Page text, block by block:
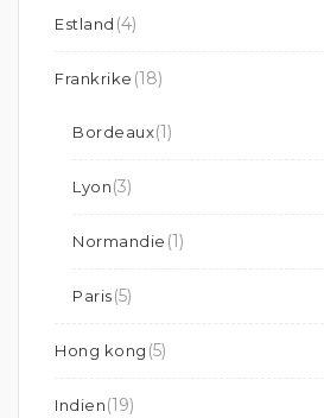
Estland (4)
Frankrike (18)
Bordeaux(1)
Lyon(3)
Normandie (1)
Paris(5)
Hong kong (5)
Indien(19)